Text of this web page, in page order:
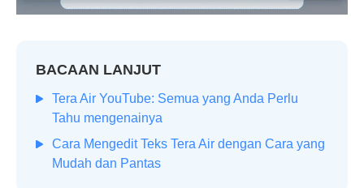
BACAAN LANJUT
Tera Air YouTube: Semua yang Anda Perlu
Tahu mengenainya
Cara Mengedit Teks Tera Air dengan Cara yang
Mudah dan Pantas